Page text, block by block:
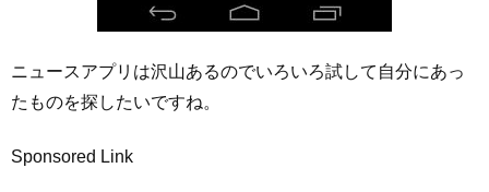
ニュースアプリは沢山あるのでいろいろ試して自分にあっ
たものを探したいですね。
Sponsored Link